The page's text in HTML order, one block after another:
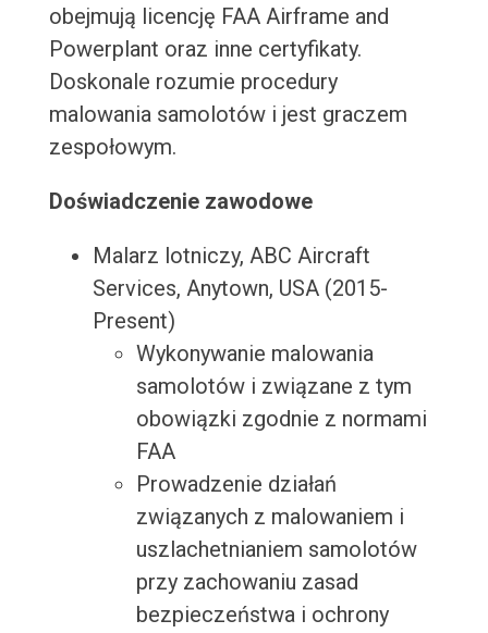
obejmują licencję FAA Airframe and
Powerplant oraz inne certyfikaty.
Doskonale rozumie procedury
malowania samolotów i jest graczem
zespołowym.
Doświadczenie zawodowe
Malarz lotniczy, ABC Aircraft
Services, Anytown, USA (2015-
Present)
Wykonywanie malowania
samolotów i związane z tym
obowiązki zgodnie z normami
FAA
Prowadzenie działań
związanych z malowaniem i
uszlachetnianiem samolotów
przy zachowaniu zasad
bezpieczeństwa i ochrony